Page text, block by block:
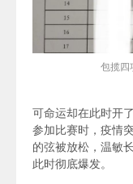
包揽四
可命运却在此时开
参加比赛时，疫情
的弦被放松， 温敏
此时彻底爆发。